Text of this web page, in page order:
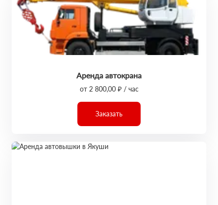
Аренда автокрана
от 2 800,00 ₽ / час
Заказать